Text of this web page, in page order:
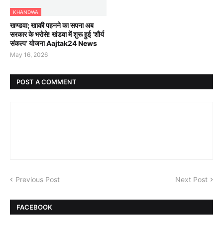
KHANDWA
खण्डवा; खाकी पहनने का सपना अब
सरकार के भरोसे! खंडवा में शुरू हुई ‘शौर्य
संकल्प’ योजना Aajtak24 News
May 16, 2026
POST A COMMENT
Previous Post Next Post
FACEBOOK